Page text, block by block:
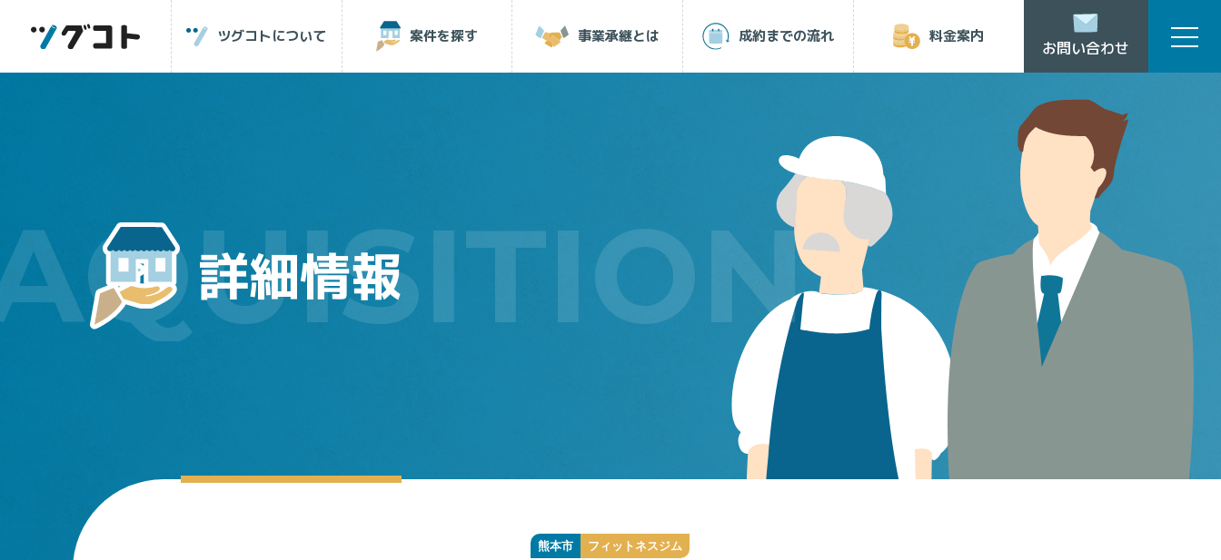
ツグコトについて 案件を探す 事業承継とは 成約までの流れ 料金案内
お問い合わせ
詳細情報
熊本市 フィットネスジム